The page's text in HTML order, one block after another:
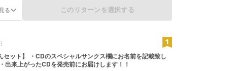
る このリターンを選択する
セット】 ・CDのスペシャルサンクス欄にお名前を記載致し
出来上がったCDを発売前にお届けします！！